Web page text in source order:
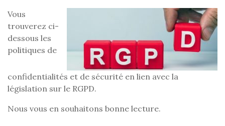
Vous
trouverez ci-
dessous les
politiques de
confidentialités et de sécurité en lien avec la
législation sur le RGPD.
Nous vous en souhaitons bonne lecture.